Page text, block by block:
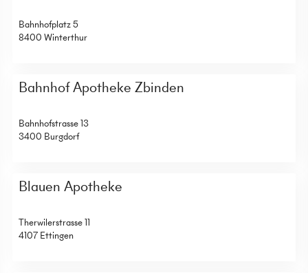
Bahnhofplatz 5
8400 Winterthur
Bahnhof Apotheke Zbinden
Bahnhofstrasse 13
3400 Burgdorf
Blauen Apotheke
Therwilerstrasse 11
4107 Ettingen